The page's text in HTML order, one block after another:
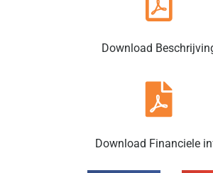
Download
Download Financiele